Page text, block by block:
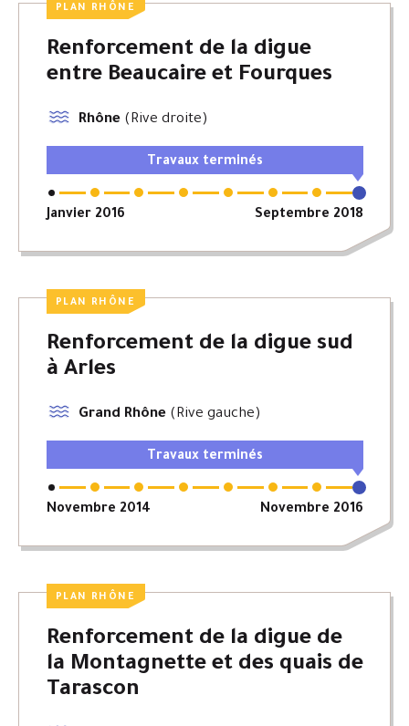
PLAN RHÔNE
Renforcement de la digue
entre Beaucaire et Fourques
Rhône (Rive droite)
Travaux terminés
Janvier 2016 Septembre 2018
PLAN RHÔNE
Renforcement de la digue sud
à Arles
Grand Rhône (Rive gauche)
Travaux terminés
Novembre 2014 Novembre 2016
PLAN RHÔNE
Renforcement de la digue de
la Montagnette et des quais de
Tarascon